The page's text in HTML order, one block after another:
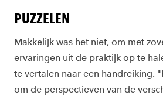
PUZZELEN
Makkelijk was het niet, om met
ervaringen uit de praktijk op te
te vertalen naar een handreiking.
om de perspectieven van de